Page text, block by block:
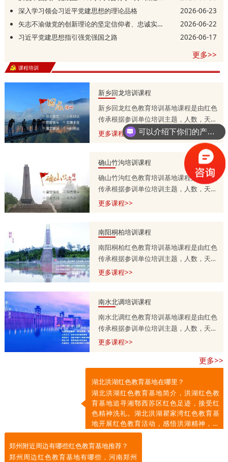
深入学习领会习近平党建思想的理论品格
2026-06-23
矢志不渝做党的创新理论的坚定信仰者、忠诚实践者
2026-06-22
习近平党建思想指引强党强国之路
2026-06-17
更多>>
课程培训
新乡回龙培训课程
新乡回龙红色教育培训基地课程是由红色
传承根据参训单位培训主题，人数，天
数，预算等量身定制的，培训课程方案分
为一天，两天到五天不等，具体按参训单
13303715399.
更多课程>>
确山竹沟培训课程
确山竹沟红色教育培训基地课程是由红色
传承根据参训单位培训主题，人数，天
数，预算等量身定制的，培训课程方案分
13303715399.
更多课程>>
南阳桐柏培训课程
南阳桐柏红色教育培训基地课程是由红色
传承根据参训单位培训主题，人数，天
数，预算等量身定制的，培训课程方案分
13303715399.
更多课程>>
南水北调培训课程
南水北调红色教育培训基地课程是由红色
传承根据参训单位培训主题，人数，天
数，预算等量身定制的，培训课程方案分
更多课程>>
更多>>
湖北洪湖红色教育基地在哪里？
湖北洪湖红色教育基地简介，洪湖红色教
育基地追寻湘鄂西苏区红色足迹，接受红
色精神洗礼。湖北洪湖瞿家湾红色教育基
地开展红色教育活动，感悟洪湖精神，传
承红色基因，凝聚奋进力量。
郑州附近周边有哪些红色教育基地推荐？
郑州周边红色教育基地有哪些，河南郑州
可以介绍下你们的产品么？